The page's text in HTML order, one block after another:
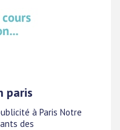
paris
à Paris Notre
des